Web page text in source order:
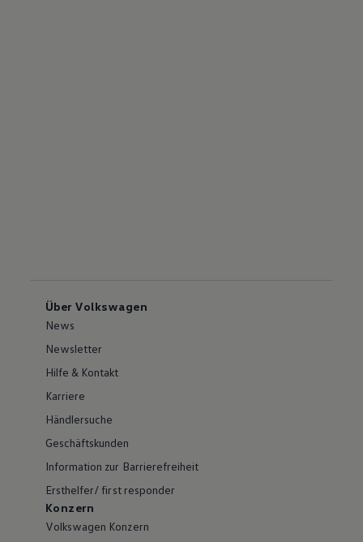
Über Volkswagen
News
Newsletter
Hilfe & Kontakt
Karriere
Händlersuche
Geschäftskunden
Information zur Barrierefreiheit
Ersthelfer/ first responder
Konzern
Volkswagen Konzern